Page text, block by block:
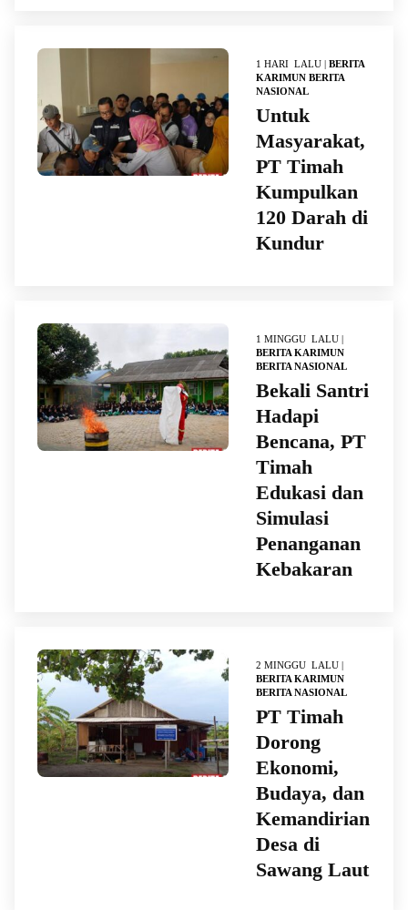
1 HARI LALU | BERITA
KARIMUN BERITA
NASIONAL
Untuk
Masyarakat,
PT Timah
Kumpulkan
120 Darah di
Kundur
1 MINGGU LALU |
BERITA KARIMUN
BERITA NASIONAL
Bekali Santri
Hadapi
Bencana, PT
Timah
Edukasi dan
Simulasi
Penanganan
Kebakaran
2 MINGGU LALU |
BERITA KARIMUN
BERITA NASIONAL
PT Timah
Dorong
Ekonomi,
Budaya, dan
Kemandirian
Desa di
Sawang Laut